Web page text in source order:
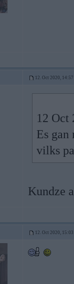
12. Oct 2020, 14:57
12 Oct
Es
vilks
Kundze
12. Oct 2020, 15:03